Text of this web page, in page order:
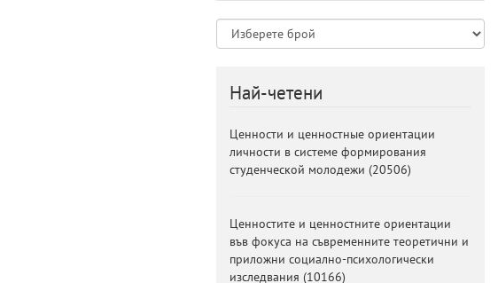
Най-четени
Ценности и ценностные ориентации
личности в системе формирования
студенческой молодежи (20506)
Ценностите и ценностните ориентации
във фокуса на съвременните теоретични и
приложни социално-психологически
изследвания (10166)